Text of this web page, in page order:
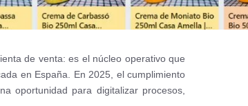
de venta: es el núcleo operativo que
en España. En 2025, el cumplimiento
oportunidad para digitalizar procesos,